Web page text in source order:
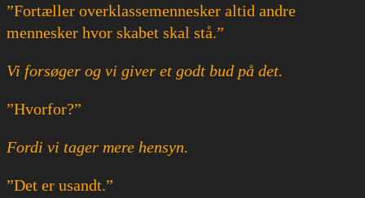
”Fortæller overklassemennesker altid andre
mennesker hvor skabet skal stå.”
Vi forsøger og vi giver et godt bud på det.
”Hvorfor?”
Fordi vi tager mere hensyn.
”Det er usandt.”